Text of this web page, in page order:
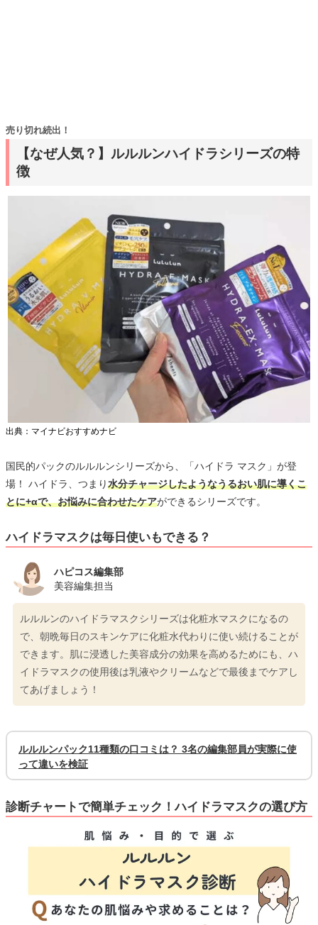
【なぜ人気？】ルルルンハイドラシリーズの特
徴
売り切れ続出！
出典：マイナビおすすめナビ
国民的パックのルルルンシリーズから、「ハイドラ マスク」が登
場！ ハイドラ、つまり水分チャージしたようなうるおい肌に導くこ
とに+αで、お悩みに合わせたケアができるシリーズです。
ハイドラマスクは毎日使いもできる？
ハピコス編集部
美容編集担当
ルルルンのハイドラマスクシリーズは化粧水マスクになるの
で、朝晩毎日のスキンケアに化粧水代わりに使い続けることが
できます。肌に浸透した美容成分の効果を高めるためにも、ハ
イドラマスクの使用後は乳液やクリームなどで最後までケアし
てあげましょう！
ルルルンパック11種類の口コミは？ 3名の編集部員が実際に使
って違いを検証
診断チャートで簡単チェック！ハイドラマスクの選び方